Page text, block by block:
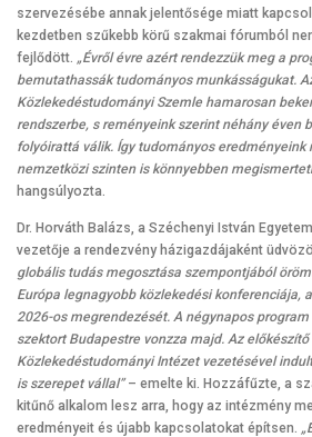
szervezésébe annak jelentősége miatt
kezdetben szűkebb körű szakmai fórumból
fejlődött. „Évről évre azért rendezzük meg a
bemutathassák tudományos munkásságukat.
Közlekedéstudományi Szemle hamarosan
rendszerbe, s reményeink szerint néhány éven
folyóirattá válik. Így tudományos eredményeink
nemzetközi szinten is könnyebben
hangsúlyozta.
Dr. Horváth Balázs, a Széchenyi István
vezetője a rendezvény házigazdájaként
globális tudás megosztása szempontjából
Európa legnagyobb közlekedési konferenciája,
2026-os megrendezését. A négynapos
szektort Budapestre vonzza majd. Az
Közlekedéstudományi Intézet vezetésével
is szerepet vállal”– emelte ki. Hozzáfűzte, a
kitűnő alkalom lesz arra, hogy az intézmény
eredményeit és újabb kapcsolatokat építsen.